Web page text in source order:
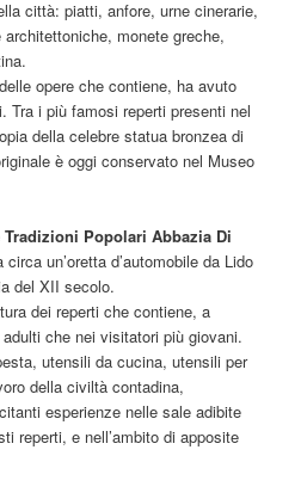
città: piatti, anfore, urne cinerarie,
monete greche,
opere che contiene, ha avuto
Tra i più famosi reperti presenti nel
della celebre statua bronzea di
è oggi conservato nel Museo
Popolari Abbazia Di
circa un’oretta d’automobile da Lido
del XII secolo.
dei reperti che contiene, a
che nei visitatori più giovani.
utensili da cucina, utensili per
della civiltà contadina,
esperienze nelle sale adibite
reperti, e nell’ambito di apposite